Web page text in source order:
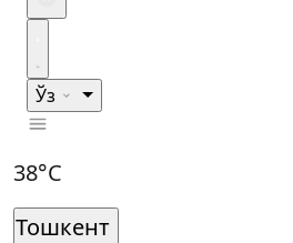
Ўз
38°C
Тошкент